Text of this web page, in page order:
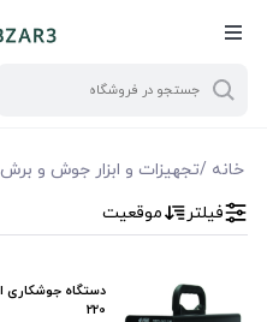
خانه /تجهیزات و ابزار جوش و برش
فیلتر بر اساس قیمت
فیلتر براساس ویژگی ها
فیلترکردن براساس تولید‌کننده
فیلتر موقعیت
220